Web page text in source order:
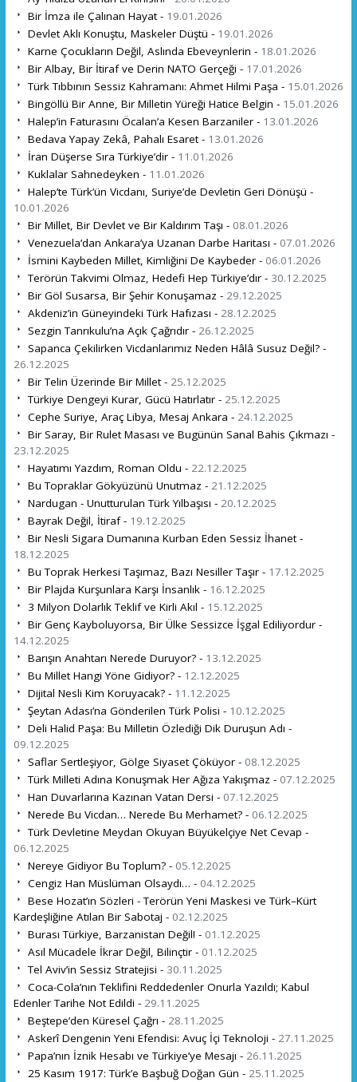
Bir İmza ile Çalınan Hayat - 19.01.2026
Devlet Aklı Konuştu, Maskeler Düştü - 19.01.2026
Karne Çocukların Değil, Aslında Ebeveynlerin - 18.01.2026
Bir Albay, Bir İtiraf ve Derin NATO Gerçeği - 17.01.2026
Türk Tıbbının Sessiz Kahramanı: Ahmet Hilmi Paşa - 15.01.2026
Bingöllü Bir Anne, Bir Milletin Yüreği Hatice Belgin - 15.01.2026
Halep’in Faturasını Öcalan’a Kesen Barzaniler - 13.01.2026
Bedava Yapay Zekâ, Pahalı Esaret - 13.01.2026
İran Düşerse Sıra Türkiye’dir - 11.01.2026
Kuklalar Sahnedeyken - 11.01.2026
Halep’te Türk’ün Vicdanı, Suriye’de Devletin Geri Dönüşü -
10.01.2026
Bir Millet, Bir Devlet ve Bir Kaldırım Taşı - 08.01.2026
Venezuela’dan Ankara’ya Uzanan Darbe Haritası - 07.01.2026
İsmini Kaybeden Millet, Kimliğini De Kaybeder - 06.01.2026
Terörün Takvimi Olmaz, Hedefi Hep Türkiye’dır - 30.12.2025
Bir Göl Susarsa, Bir Şehir Konuşamaz - 29.12.2025
Akdeniz’in Güneyindeki Türk Hafızası - 28.12.2025
Sezgin Tanrıkulu’na Açık Çağrıdır - 26.12.2025
Sapanca Çekilirken Vicdanlarımız Neden Hâlâ Susuz Değil? -
26.12.2025
Bir Telin Üzerinde Bir Millet - 25.12.2025
Türkiye Dengeyi Kurar, Gücü Hatırlatır - 25.12.2025
Cephe Suriye, Araç Libya, Mesaj Ankara - 24.12.2025
Bir Saray, Bir Rulet Masası ve Bugünün Sanal Bahis Çıkmazı -
23.12.2025
Hayatımı Yazdım, Roman Oldu - 22.12.2025
Bu Topraklar Gökyüzünü Unutmaz - 21.12.2025
Nardugan - Unutturulan Türk Yılbaşısı - 20.12.2025
Bayrak Değil, İtiraf - 19.12.2025
Bir Nesli Sigara Dumanına Kurban Eden Sessiz İhanet -
18.12.2025
Bu Toprak Herkesi Taşımaz, Bazı Nesiller Taşır - 17.12.2025
Bir Plajda Kurşunlara Karşı İnsanlık - 16.12.2025
3 Milyon Dolarlık Teklif ve Kirli Akıl - 15.12.2025
Bir Genç Kayboluyorsa, Bir Ülke Sessizce İşgal Ediliyordur -
14.12.2025
Barışın Anahtarı Nerede Duruyor? - 13.12.2025
Bu Millet Hangi Yöne Gidiyor? - 12.12.2025
Dijital Nesli Kim Koruyacak? - 11.12.2025
Şeytan Adası’na Gönderilen Türk Polisi - 10.12.2025
Deli Halid Paşa: Bu Milletin Özlediği Dik Duruşun Adı -
09.12.2025
Saflar Sertleşiyor, Gölge Siyaset Çöküyor - 08.12.2025
Türk Milleti Adına Konuşmak Her Ağıza Yakışmaz - 07.12.2025
Han Duvarlarına Kazınan Vatan Dersi - 07.12.2025
Nerede Bu Vicdan… Nerede Bu Merhamet? - 06.12.2025
Türk Devletine Meydan Okuyan Büyükelçiye Net Cevap -
06.12.2025
Nereye Gidiyor Bu Toplum? - 05.12.2025
Cengiz Han Müslüman Olsaydı… - 04.12.2025
Bese Hozat’ın Sözleri - Terörün Yeni Maskesi ve Türk–Kürt
Kardeşliğine Atılan Bir Sabotaj - 02.12.2025
Burası Türkiye, Barzanistan Değil! - 01.12.2025
Asıl Mücadele İkrar Değil, Bilinçtir - 01.12.2025
Tel Aviv’in Sessiz Stratejisi - 30.11.2025
Coca-Cola’nın Teklifini Reddedenler Onurla Yazıldı; Kabul
Edenler Tarihe Not Edildi - 29.11.2025
Beştepe’den Küresel Çağrı - 28.11.2025
Askerî Dengenin Yeni Efendisi: Avuç İçi Teknoloji - 27.11.2025
Papa’nın İznik Hesabı ve Türkiye’ye Mesajı - 26.11.2025
25 Kasım 1917: Türk’e Başbuğ Doğan Gün - 25.11.2025